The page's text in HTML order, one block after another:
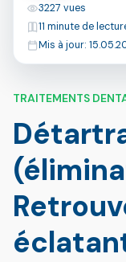
TRAITEMENTS
Vues3227 vues
Temps de lecture
11 minute de
Dernière mise à jour
Mis à jour: